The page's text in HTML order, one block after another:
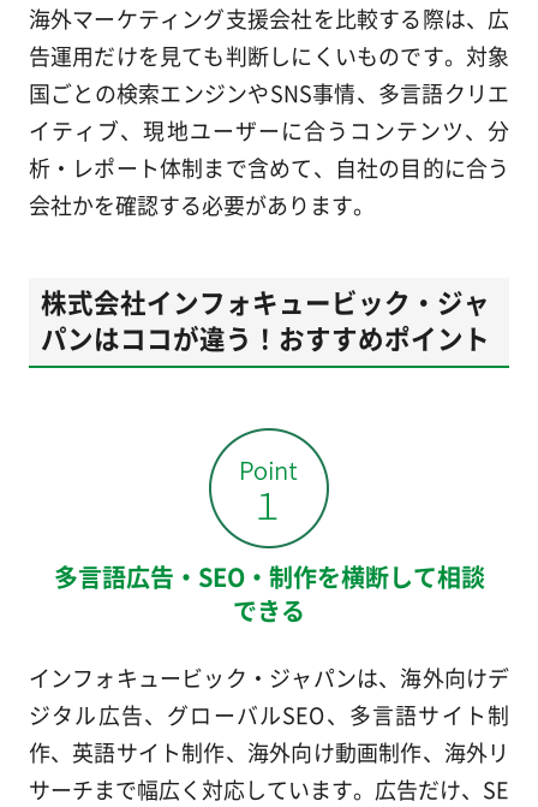
海外マーケティング支援会社を比較する際は、広
告運用だけを見ても判断しにくいものです。対象
国ごとの検索エンジンやSNS事情、多言語クリエ
イティブ、現地ユーザーに合うコンテンツ、分
析・レポート体制まで含めて、自社の目的に合う
会社かを確認する必要があります。
株式会社インフォキュービック・ジャ
パンはココが違う！おすすめポイント
多言語広告・SEO・制作を横断して相談
できる
インフォキュービック・ジャパンは、海外向けデ
ジタル広告、グローバルSEO、多言語サイト制
作、英語サイト制作、海外向け動画制作、海外リ
サーチまで幅広く対応しています。広告だけ、SE